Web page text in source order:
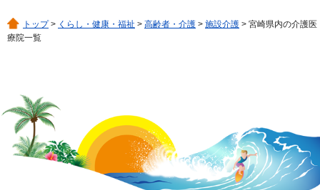
トップ> くらし・健康・福祉 > 高齢者・介護 > 施設介護 > 宮崎県内の介護医
療院一覧